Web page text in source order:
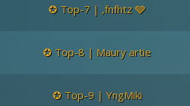
Top-7 | ,fnfhtz 🩶
Top-8 | Maury artie
Top-9 | YngMiki